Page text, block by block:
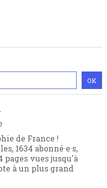
de France !
1634 abonné·e·s,
pages vues jusqu'à
à un plus grand